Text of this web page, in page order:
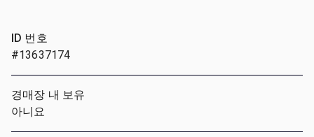
ID 번호
#13637174
경매장 내 보유
아니요